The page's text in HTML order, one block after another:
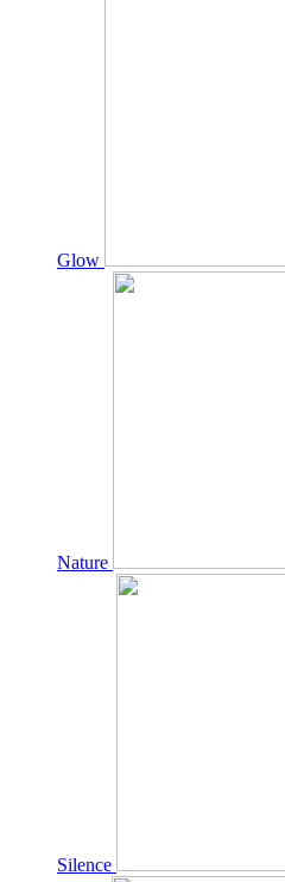
Glow
Nature
Silence